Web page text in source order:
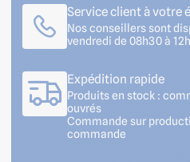
Service client à votre
Nos conseillers sont
vendredi de 08h30 à
Expédition rapide
Produits en stock :
ouvrés
Commande sur
commande